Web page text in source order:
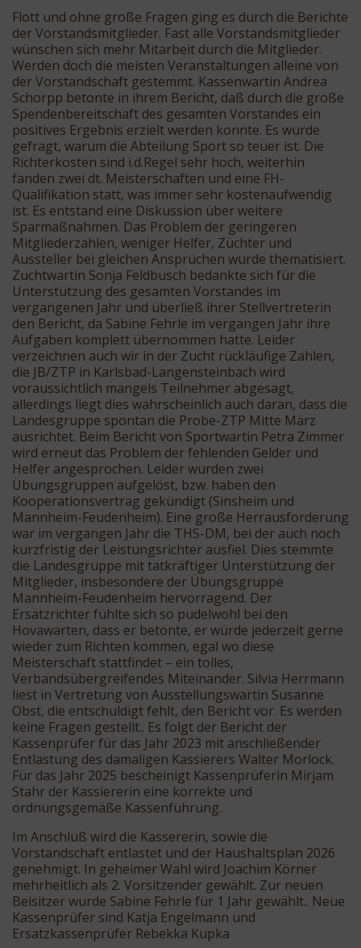
Flott und ohne große Fragen ging es durch die Berichte
der Vorstandsmitglieder. Fast alle Vorstandsmitglieder
wünschen sich mehr Mitarbeit durch die Mitglieder.
Werden doch die meisten Veranstaltungen alleine von
der Vorstandschaft gestemmt. Kassenwartin Andrea
Schorpp betonte in ihrem Bericht, daß durch die große
Spendenbereitschaft des gesamten Vorstandes ein
positives Ergebnis erzielt werden konnte. Es wurde
gefragt, warum die Abteilung Sport so teuer ist. Die
Richterkosten sind i.d.Regel sehr hoch, weiterhin
fanden zwei dt. Meisterschaften und eine FH-
Qualifikation statt, was immer sehr kostenaufwendig
ist. Es entstand eine Diskussion über weitere
Sparmaßnahmen. Das Problem der geringeren
Mitgliederzahlen, weniger Helfer, Züchter und
Aussteller bei gleichen Ansprüchen wurde thematisiert.
Zuchtwartin Sonja Feldbusch bedankte sich für die
Unterstützung des gesamten Vorstandes im
vergangenen Jahr und überließ ihrer Stellvertreterin
den Bericht, da Sabine Fehrle im vergangen Jahr ihre
Aufgaben komplett übernommen hatte. Leider
verzeichnen auch wir in der Zucht rückläufige Zahlen,
die JB/ZTP in Karlsbad-Langensteinbach wird
voraussichtlich mangels Teilnehmer abgesagt,
allerdings liegt dies wahrscheinlich auch daran, dass die
Landesgruppe spontan die Probe-ZTP Mitte März
ausrichtet. Beim Bericht von Sportwartin Petra Zimmer
wird erneut das Problem der fehlenden Gelder und
Helfer angesprochen. Leider wurden zwei
Übungsgruppen aufgelöst, bzw. haben den
Kooperationsvertrag gekündigt (Sinsheim und
Mannheim-Feudenheim). Eine große Herrausforderung
war im vergangen Jahr die THS-DM, bei der auch noch
kurzfristig der Leistungsrichter ausfiel. Dies stemmte
die Landesgruppe mit tatkräftiger Unterstützung der
Mitglieder, insbesondere der Übungsgruppe
Mannheim-Feudenheim hervorragend. Der
Ersatzrichter fühlte sich so pudelwohl bei den
Hovawarten, dass er betonte, er würde jederzeit gerne
wieder zum Richten kommen, egal wo diese
Meisterschaft stattfindet – ein tolles,
Verbandsübergreifendes Miteinander. Silvia Herrmann
liest in Vertretung von Ausstellungswartin Susanne
Obst, die entschuldigt fehlt, den Bericht vor. Es werden
keine Fragen gestellt.. Es folgt der Bericht der
Kassenprüfer für das Jahr 2023 mit anschließender
Entlastung des damaligen Kassierers Walter Morlock.
Für das Jahr 2025 bescheinigt Kassenprüferin Mirjam
Stahr der Kassiererin eine korrekte und
ordnungsgemäße Kassenführung.
Im Anschluß wird die Kassererin, sowie die
Vorstandschaft entlastet und der Haushaltsplan 2026
genehmigt. In geheimer Wahl wird Joachim Körner
mehrheitlich als 2. Vorsitzender gewählt. Zur neuen
Beisitzer wurde Sabine Fehrle für 1 Jahr gewählt.. Neue
Kassenprüfer sind Katja Engelmann und
Ersatzkassenprüfer Rebekka Kupka